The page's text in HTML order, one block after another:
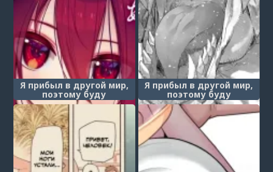
Я прибыл в другой мир,
поэтому буду
наслаждаться своими
сексуальными навыками
на полную! - Глава 11.5
(Экстра) (Isekai Kitanode
Sukebe Skill)
Я прибыл в другой мир,
поэтому буду
наслаждаться своими
сексуальными навыками
на полную! - Глава 14
(Isekai Kitanode Sukebe
Skill)